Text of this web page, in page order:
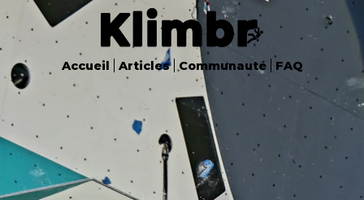
Accueil Articles Communauté FAQ